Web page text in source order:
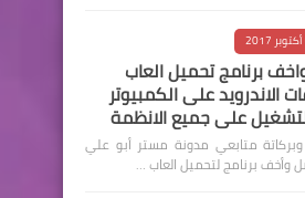
برنامج تحميل العاب
الاندرويد على الكمبيوتر
على جميع الانظمة
وبركاتة متابعي مدونة مستر أبو علي
وأخف برنامج لتحميل العاب …